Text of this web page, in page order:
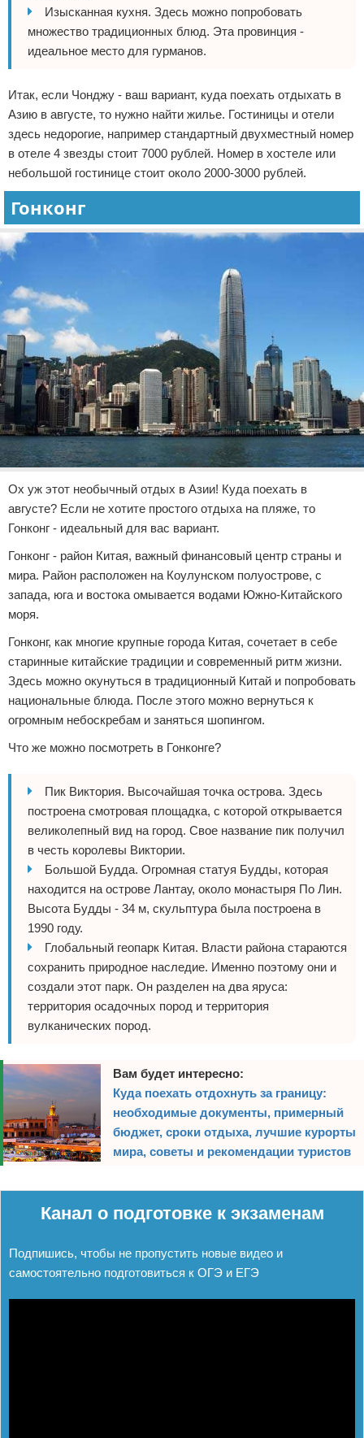
Изысканная кухня. Здесь можно попробовать
множество традиционных блюд. Эта провинция -
идеальное место для гурманов.
Итак, если Чонджу - ваш вариант, куда поехать отдыхать в
Азию в августе, то нужно найти жилье. Гостиницы и отели
здесь недорогие, например стандартный двухместный номер
в отеле 4 звезды стоит 7000 рублей. Номер в хостеле или
небольшой гостинице стоит около 2000-3000 рублей.
Гонконг
Ох уж этот необычный отдых в Азии! Куда поехать в
августе? Если не хотите простого отдыха на пляже, то
Гонконг - идеальный для вас вариант.
Гонконг - район Китая, важный финансовый центр страны и
мира. Район расположен на Коулунском полуострове, с
запада, юга и востока омывается водами Южно-Китайского
моря.
Гонконг, как многие крупные города Китая, сочетает в себе
старинные китайские традиции и современный ритм жизни.
Здесь можно окунуться в традиционный Китай и попробовать
национальные блюда. После этого можно вернуться к
огромным небоскребам и заняться шопингом.
Что же можно посмотреть в Гонконге?
Пик Виктория. Высочайшая точка острова. Здесь
построена смотровая площадка, с которой открывается
великолепный вид на город. Свое название пик получил
в честь королевы Виктории.
Большой Будда. Огромная статуя Будды, которая
находится на острове Лантау, около монастыря По Лин.
Высота Будды - 34 м, скульптура была построена в
1990 году.
Глобальный геопарк Китая. Власти района стараются
сохранить природное наследие. Именно поэтому они и
создали этот парк. Он разделен на два яруса:
территория осадочных пород и территория
вулканических пород.
Вам будет интересно:
Куда поехать отдохнуть за границу:
необходимые документы, примерный
бюджет, сроки отдыха, лучшие курорты
мира, советы и рекомендации туристов
Канал о подготовке к экзаменам
Подпишись, чтобы не пропустить новые видео и
самостоятельно подготовиться к ОГЭ и ЕГЭ